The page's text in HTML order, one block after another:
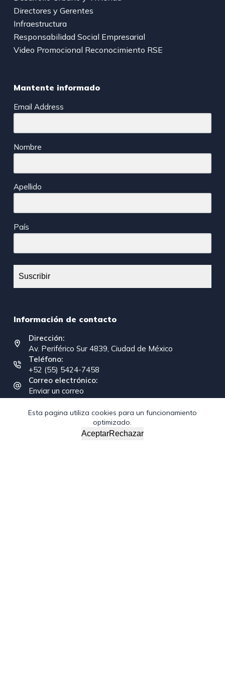
Esta pagina utiliza cookies para un funcionamiento
optimizado.
AceptarRechazar
Directores y Gerentes
Infraestructura
Responsabilidad Social Empresarial
Video Promocional Reconocimiento RSE
Mantente informado
Email Address
Nombre
Apellido
País
Suscribir
Información de contacto
Dirección:
Av. Periférico Sur 4839, Ciudad de México
Teléfono:
+52 (55) 5424-7458
Correo electrónico:
Enviar un correo
Copyright © 2026 - Federación Interamericana de la
Industria de la Construcción